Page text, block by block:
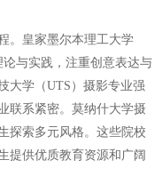
。皇家墨尔本理工大学
论与实践，注重创意表达与
大学（UTS）摄影专业强
联系紧密。莫纳什大学摄
探索多元风格。这些院校
提供优质教育资源和广阔